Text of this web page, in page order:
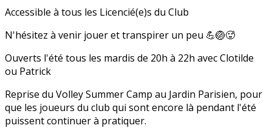
Accessible à tous les Licencié(e)s du Club
N'hésitez à venir jouer et transpirer un peu 💪🏐🥵
Ouverts l'été tous les mardis de 20h à 22h avec Clotilde
ou Patrick
Reprise du Volley Summer Camp au Jardin Parisien, pour
que les joueurs du club qui sont encore là pendant l'été
puissent continuer à pratiquer.